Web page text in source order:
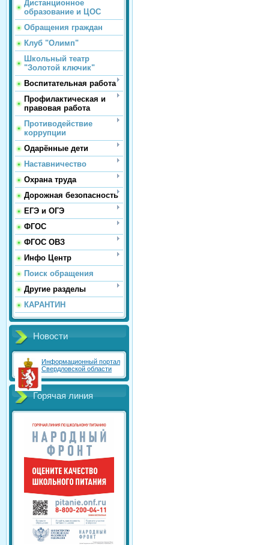
Дистанционное
образование и ЦОС
Обращения граждан
Клуб "Олимп"
Школьный театр
"Золотой ключик"
Воспитательная работа
Профилактическая и
правовая работа
Противодействие
коррупции
Одарённые дети
Наставничество
Охрана труда
Дорожная безопасность
ЕГЭ и ОГЭ
ФГОС
ФГОС ОВЗ
Инфо Центр
Поиск обращения
Другие разделы
КАРАНТИН
Новости
Информационный портал
Свердловской области
Горячая линия